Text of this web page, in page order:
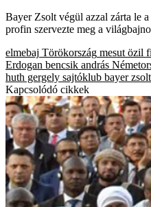
Bayer Zsolt végül azzal zárta le
profin szervezte meg a
elmebaj Törökország mesut özil
Erdogan bencsik andrás
huth gergely sajtóklub bayer zsolt
Kapcsolódó cikkek